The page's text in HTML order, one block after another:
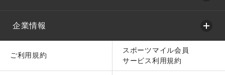
企業情報
ご利用規約
スポーツマイル会員
サービス利用規約